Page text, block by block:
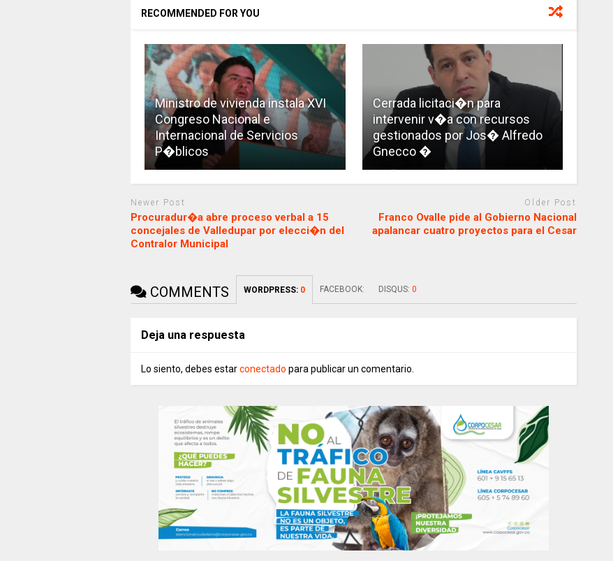
RECOMMENDED FOR YOU
Ministro de vivienda instala XVI
Congreso Nacional e
Internacional de Servicios
P�blicos
Cerrada licitaci�n para
intervenir v�a con recursos
gestionados por Jos� Alfredo
Gnecco �
Newer Post
Procuradur�a abre proceso verbal a 15
concejales de Valledupar por elecci�n del
Contralor Municipal
Older Post
Franco Ovalle pide al Gobierno Nacional
apalancar cuatro proyectos para el Cesar
COMMENTS WORDPRESS: 0 FACEBOOK: DISQUS: 0
Deja una respuesta
Lo siento, debes estarconectado para publicar un comentario.